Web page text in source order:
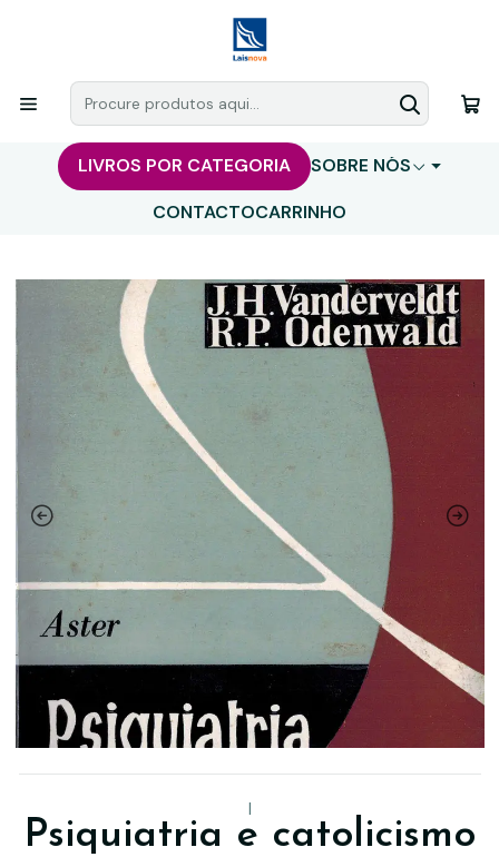
LIVROS POR CATEGORIA
SOBRE NÓS
CONTACTOCARRINHO
|
Psiquiatria e catolicismo